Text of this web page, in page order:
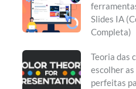
Slides IA
Completa)
Teoria das
escolher as
perfeitas